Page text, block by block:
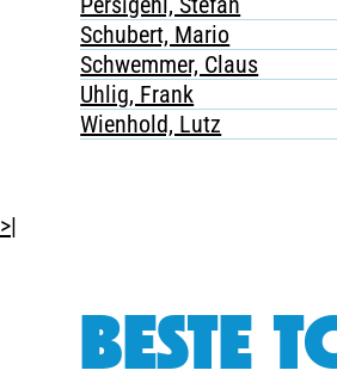
Schubert, Mario
Schwemmer, Claus
Uhlig, Frank
Wienhold, Lutz
>|
BESTE